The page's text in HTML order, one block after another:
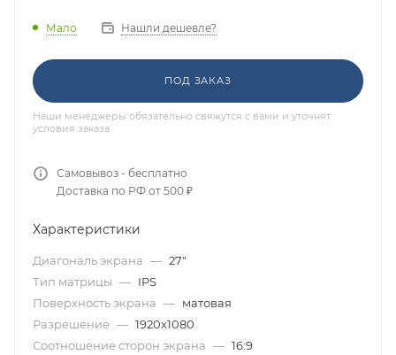
Мало Нашли дешевле?
ПОД ЗАКАЗ
Наши менеджеры обязательно свяжутся с вами и уточнят
условия заказа
Самовывоз - бесплатно
Доставка по РФ от 500 ₽
Характеристики
Диагональ экрана — 27"
Тип матрицы — IPS
Поверхность экрана — матовая
Разрешение — 1920x1080
Соотношение сторон экрана — 16:9